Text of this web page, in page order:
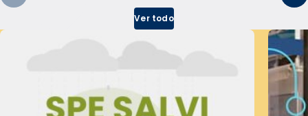
Ver todo